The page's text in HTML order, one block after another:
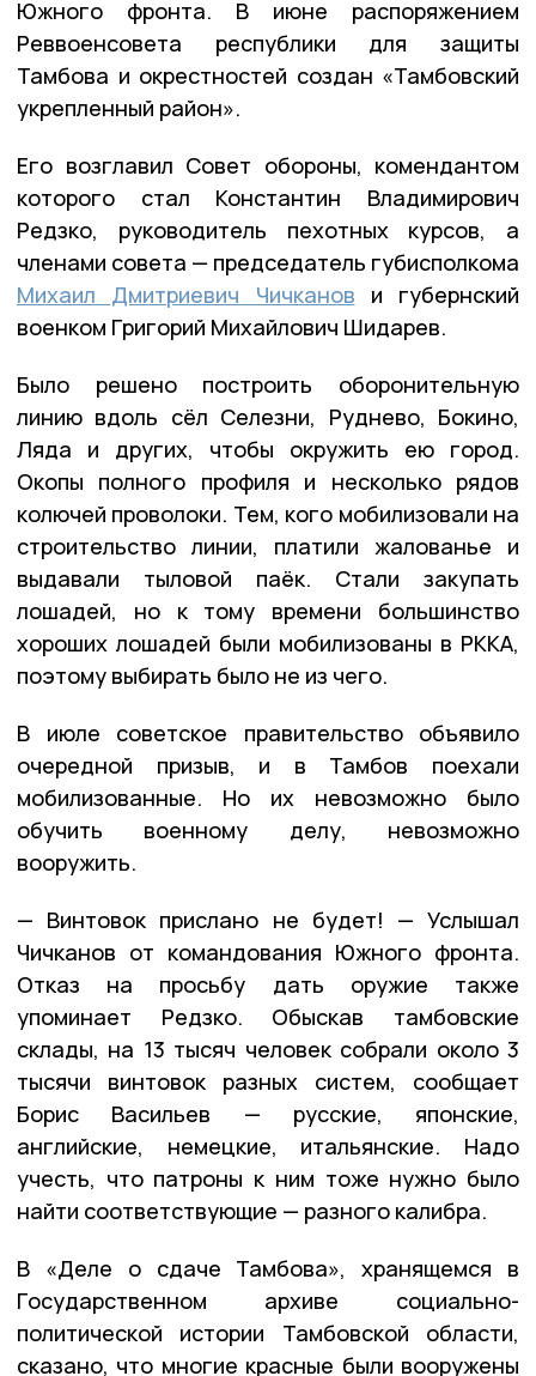
Южного фронта. В июне распоряжением
Реввоенсовета республики для защиты
Тамбова и окрестностей создан «Тамбовский
укрепленный район».
Его возглавил Совет обороны, комендантом
которого стал Константин Владимирович
Редзко, руководитель пехотных курсов, а
членами совета — председатель губисполкома
Михаил Дмитриевич Чичканов и губернский
военком Григорий Михайлович Шидарев.
Было решено построить оборонительную
линию вдоль сёл Селезни, Руднево, Бокино,
Ляда и других, чтобы окружить ею город.
Окопы полного профиля и несколько рядов
колючей проволоки. Тем, кого мобилизовали на
строительство линии, платили жалованье и
выдавали тыловой паёк. Стали закупать
лошадей, но к тому времени большинство
хороших лошадей были мобилизованы в РККА,
поэтому выбирать было не из чего.
В июле советское правительство объявило
очередной призыв, и в Тамбов поехали
мобилизованные. Но их невозможно было
обучить военному делу, невозможно
вооружить.
— Винтовок прислано не будет! — Услышал
Чичканов от командования Южного фронта.
Отказ на просьбу дать оружие также
упоминает Редзко. Обыскав тамбовские
склады, на 13 тысяч человек собрали около 3
тысячи винтовок разных систем, сообщает
Борис Васильев — русские, японские,
английские, немецкие, итальянские. Надо
учесть, что патроны к ним тоже нужно было
найти соответствующие — разного калибра.
В «Деле о сдаче Тамбова», хранящемся в
Государственном архиве социально-
политической истории Тамбовской области,
сказано, что многие красные были вооружены